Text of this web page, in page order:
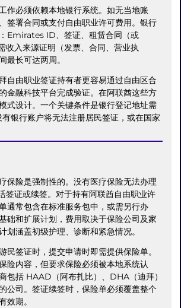
作必须依赖本地银行系统。如无当地账
签署合同或支付自由职业许可费用。银行
Emirates ID、签证、租赁合同（或
收入来源证明（发票、合同、营业执
最长可达两周。
自由职业签证持有者更容易通过自由区合
金融科技平台完成验证。在阿联酋这些方
式设计。一个关键条件是银行登记地址需
银行账户将无法注册居民签证，或在国家
保险是强制性的。没有医疗保险无法办理
证或续签。对于持有阿联酋自由职业许
通常包含在标准服务包中，或需另行办
础和扩展计划，费用取决于保险公司及家
划涵盖初级护理、诊断和紧急情况。
民签证时，提交申请时即需提供保险单。
险内容，但要求保险必须被本地系统认
包括 HAAD（阿布扎比）、DHA（迪拜）
公司。签证续签时，保险单必须覆盖整个
效期。